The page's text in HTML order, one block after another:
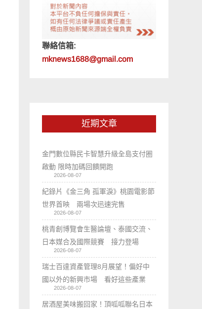
聯絡信箱:
mknews1688@gmail.com
近期文章
金門數位縣民卡智慧升級全島支付圈
啟動 限時加碼回饋開跑
2026-08-07
紀錄片《金三角 孤軍淚》桃園電影節
世界首映 兩場次迅速完售
2026-08-07
桃青創博覽會生醫論壇、泰國交流、
日本媒合及國際競賽 接力登場
2026-08-07
瑞士百達資產管理8月展望！偏好中
國以外的新興市場 看好這些產業
2026-08-07
居酒屋美味搬回家！頂呱呱聯名日本